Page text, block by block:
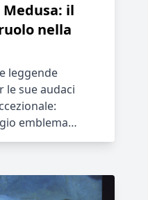
il
nella
leggende
le sue audaci
emblema…